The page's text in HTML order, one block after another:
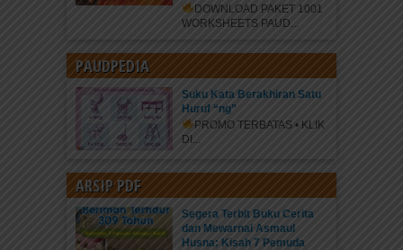
DOWNLOAD PAKET 1001
WORKSHEETS PAUD...
PAUDPEDIA
Suku Kata Berakhiran Satu
Huruf “ng”
PROMO TERBATAS • KLIK
DI...
ARSIP PDF
Segera Terbit Buku Cerita
dan Mewarnai Asmaul
Husna: Kisah 7 Pemuda